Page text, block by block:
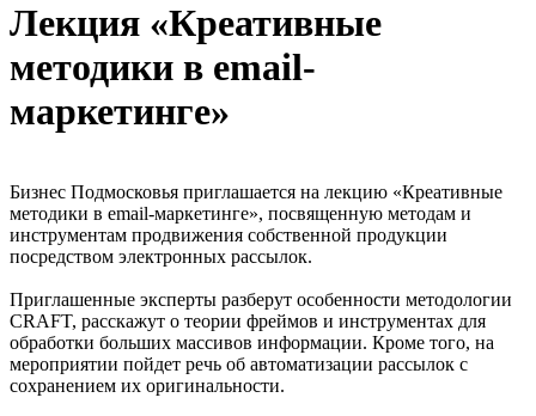
Лекция «Креативные
методики в email-
маркетинге»
Бизнес Подмосковья приглашается на лекцию «Креативные
методики в email-маркетинге», посвященную методам и
инструментам продвижения собственной продукции
посредством электронных рассылок.
Приглашенные эксперты разберут особенности методологии
CRAFT, расскажут о теории фреймов и инструментах для
обработки больших массивов информации. Кроме того, на
мероприятии пойдет речь об автоматизации рассылок с
сохранением их оригинальности.